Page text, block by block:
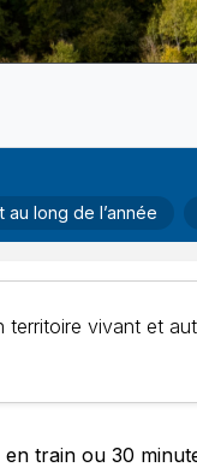
long de l’année
territoire vivant et
train ou 30